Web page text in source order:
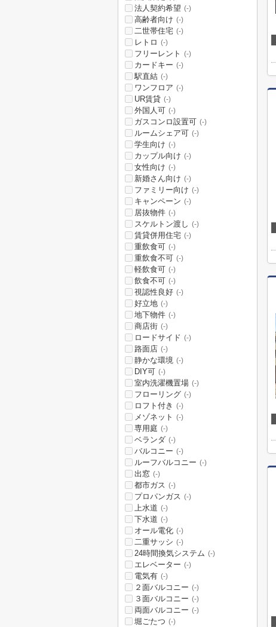
法人契約希望 (-)
高齢者向け (-)
二世帯住宅 (-)
レトロ (-)
フリーレント (-)
カードキー (-)
駅直結 (-)
ワンフロア (-)
UR賃貸 (-)
外国人可 (-)
ガスコンロ設置可 (-)
ルームシェア可 (-)
学生向け (-)
カップル向け (-)
女性向け (-)
新婚さん向け (-)
ファミリー向け (-)
キャンペーン (-)
居抜物件 (-)
スケルトン渡し (-)
賃貸併用住宅 (-)
重飲食可 (-)
重飲食不可 (-)
軽飲食可 (-)
飲食不可 (-)
視認性良好 (-)
好立地 (-)
地下物件 (-)
商店街 (-)
ロードサイド (-)
路面店 (-)
静かな環境 (-)
DIY可 (-)
室内洗濯機置場 (-)
フローリング (-)
ロフト付き (-)
メゾネット (-)
専用庭 (-)
ベランダ (-)
バルコニー (-)
ルーフバルコニー (-)
出窓 (-)
都市ガス (-)
プロパンガス (-)
上水道 (-)
下水道 (-)
オール電化 (-)
二重サッシ (-)
24時間換気システム (-)
エレベーター (-)
電気有 (-)
２面バルコニー (-)
３面バルコニー (-)
両面バルコニー (-)
堀ごたつ (-)